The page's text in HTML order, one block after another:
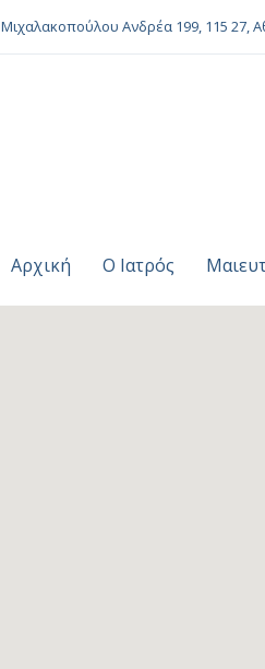
Μιχαλακοπούλου Ανδρέα 199, 115 27,
Αρχική Ο Ιατρός